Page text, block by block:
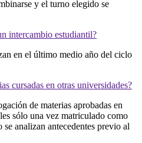
y el turno elegido se
intercambio estudiantil?
en el último medio año del ciclo
cursadas en otras universidades?
de materias aprobadas en
sólo una vez matriculado como
analizan antecedentes previo al